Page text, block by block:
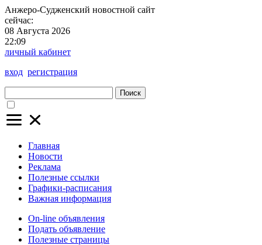
Анжеро-Судженский новостной сайт
сейчас:
08 Августа 2026
22:09
личный кабинет
вход регистрация
Поиск
Главная
Новости
Реклама
Полезные ссылки
Графики-расписания
Важная информация
On-line объявления
Подать объявление
Полезные страницы